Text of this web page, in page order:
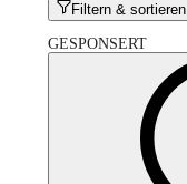
Filtern & sortieren
GESPONSERT